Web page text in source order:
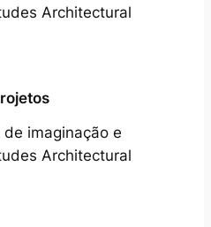
Architectural
imaginação e
Architectural